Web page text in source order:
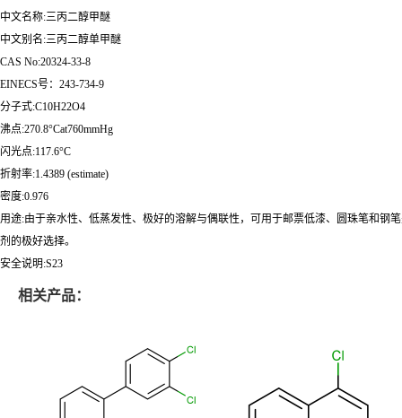
中文名称:三丙二醇甲醚
中文别名:三丙二醇单甲醚
CAS No:20324-33-8
EINECS号：243-734-9
分子式:C10H22O4
沸点:270.8°Cat760mmHg
闪光点:117.6°C
折射率:1.4389 (estimate)
密度:0.976
用途:由于亲水性、低蒸发性、极好的溶解与偶联性，可用于邮票低漆、圆珠笔和钢
剂的极好选择。
安全说明:S23
相关产品：